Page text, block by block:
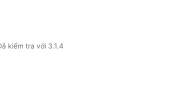
kiểm tra với 3.1.4